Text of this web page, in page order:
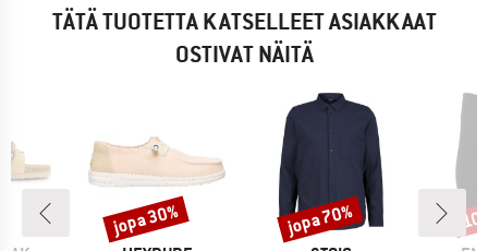
TÄTÄ TUOTETTA KATSELLEET ASIAKKAAT
OSTIVAT NÄITÄ
Alennus
jopa 30% Alennus
jopa 70%